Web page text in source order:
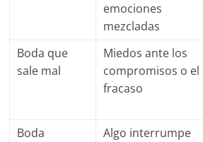
emociones
mezcladas
Boda que
sale mal
Miedos ante los
compromisos o el
fracaso
Boda
Algo interrumpe